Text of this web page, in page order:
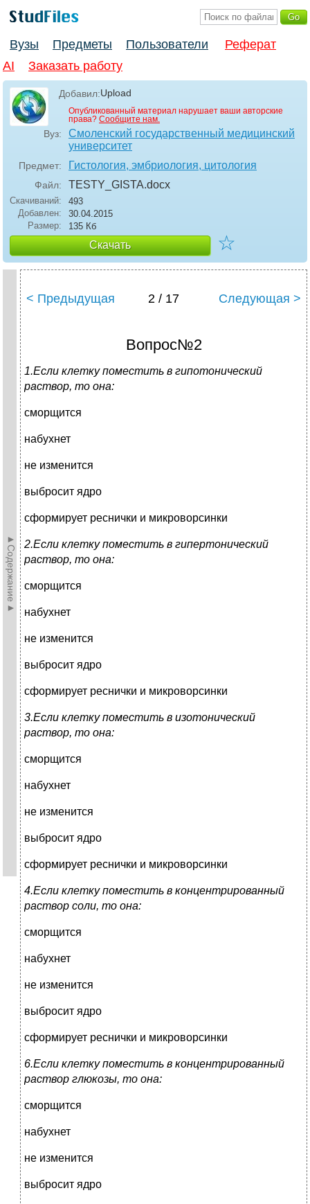
Вузы Предметы Пользователи
Реферат
AI
Заказать работу
Добавил:Upload
Опубликованный материал нарушает ваши авторские
права? Сообщите нам.
Вуз:
Смоленский государственный медицинский
университет
Предмет: Гистология, эмбриология, цитология
Файл: TESTY_GISTA.docx
Скачиваний:
493
Добавлен:
30.04.2015
Размер:
135 Кб
Скачать ☆
►Содержание►
< Предыдущая 2 / 17 Следующая >
Вопрос№2
1.Если клетку поместить в гипотонический
раствор, то она:
сморщится
набухнет
не изменится
выбросит ядро
сформирует реснички и микроворсинки
2.Если клетку поместить в гипертонический
раствор, то она:
сморщится
набухнет
не изменится
выбросит ядро
сформирует реснички и микроворсинки
3.Если клетку поместить в изотонический
раствор, то она:
сморщится
набухнет
не изменится
выбросит ядро
сформирует реснички и микроворсинки
4.Если клетку поместить в концентрированный
раствор соли, то она:
сморщится
набухнет
не изменится
выбросит ядро
сформирует реснички и микроворсинки
6.Если клетку поместить в концентрированный
раствор глюкозы, то она:
сморщится
набухнет
не изменится
выбросит ядро